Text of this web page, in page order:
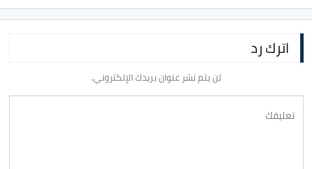
اترك رد
لن يتم نشر عنوان بريدك الإلكتروني.